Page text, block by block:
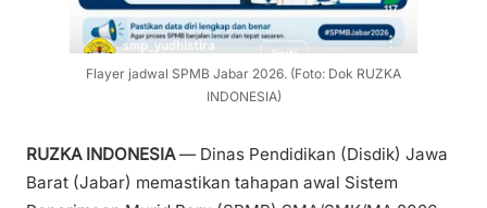
Flayer jadwal SPMB Jabar 2026. (Foto: Dok RUZKA
INDONESIA)
RUZKA INDONESIA— Dinas Pendidikan (Disdik) Jawa
Barat (Jabar) memastikan tahapan awal Sistem